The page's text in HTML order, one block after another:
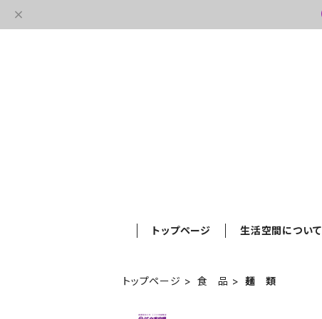
トップページ 生活空間について
トップページ 食 品 麺 類